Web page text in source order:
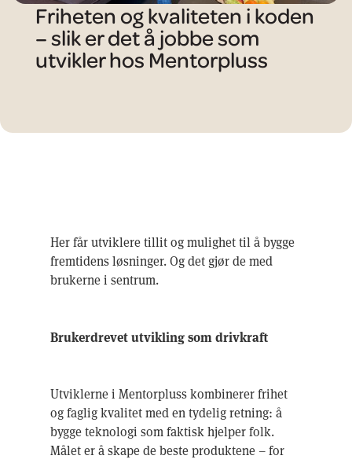
Friheten og kvaliteten i koden
– slik er det å jobbe som
utvikler hos Mentorpluss
Her får utviklere tillit og mulighet til å bygge
fremtidens løsninger. Og det gjør de med
brukerne i sentrum.
Brukerdrevet utvikling som drivkraft
Utviklerne i Mentorpluss kombinerer frihet
og faglig kvalitet med en tydelig retning: å
bygge teknologi som faktisk hjelper folk.
Målet er å skape de beste produktene – for